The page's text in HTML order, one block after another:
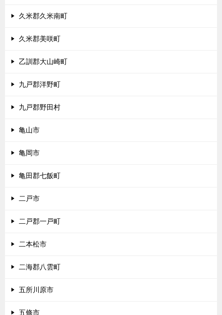
久米郡久米南町
久米郡美咲町
乙訓郡大山崎町
九戸郡洋野町
九戸郡野田村
亀山市
亀岡市
亀田郡七飯町
二戸市
二戸郡一戸町
二本松市
二海郡八雲町
五所川原市
五條市